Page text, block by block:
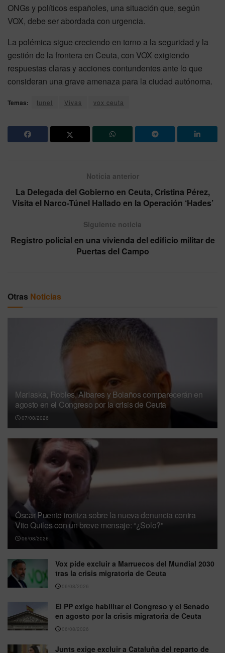
ONGs y políticos españoles, una situación que, según
VOX, debe ser abordada con urgencia.
La polémica sigue creciendo en torno a la seguridad y la
gestión de la frontera en Ceuta, con VOX exigiendo
respuestas claras y acciones contundentes ante lo que
consideran una grave amenaza para la ciudad autónoma.
Temas: tunel Vivas vox ceuta
Noticia anterior
La Delegada del Gobierno en Ceuta, Cristina Pérez,
Visita el Narco-Túnel Hallado en la Operación ‘Hades’
Siguiente noticia
Registro policial en una vivienda del edificio militar de
Puertas del Campo
Otras Noticias
Marlaska, Robles, Albares y Bolaños comparecerán en
agosto en el Congreso por la crisis de Ceuta
07/08/2026
Óscar Puente ironiza sobre la nueva denuncia contra
Vito Quiles con un breve mensaje: “¿Solo?”
06/08/2026
Vox pide excluir a Marruecos del Mundial 2030
tras la crisis migratoria de Ceuta
06/08/2026
El PP exige habilitar el Congreso y el Senado
en agosto por la crisis migratoria de Ceuta
06/08/2026
Junts exige excluir a Cataluña del reparto de